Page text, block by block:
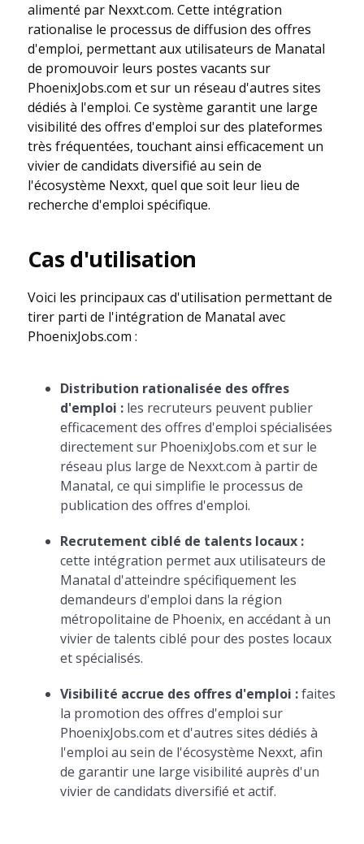
alimenté par Nexxt.com. Cette intégration
rationalise le processus de diffusion des offres
d'emploi, permettant aux utilisateurs de Manatal
de promouvoir leurs postes vacants sur
PhoenixJobs.com et sur un réseau d'autres sites
dédiés à l'emploi. Ce système garantit une large
visibilité des offres d'emploi sur des plateformes
très fréquentées, touchant ainsi efficacement un
vivier de candidats diversifié au sein de
l'écosystème Nexxt, quel que soit leur lieu de
recherche d'emploi spécifique.
Cas d'utilisation
Voici les principaux cas d'utilisation permettant de
tirer parti de l'intégration de Manatal avec
PhoenixJobs.com :
Distribution rationalisée des offres
d'emploi :les recruteurs peuvent publier
efficacement des offres d'emploi spécialisées
directement sur PhoenixJobs.com et sur le
réseau plus large de Nexxt.com à partir de
Manatal, ce qui simplifie le processus de
publication des offres d'emploi.
Recrutement ciblé de talents locaux :
cette intégration permet aux utilisateurs de
Manatal d'atteindre spécifiquement les
demandeurs d'emploi dans la région
métropolitaine de Phoenix, en accédant à un
vivier de talents ciblé pour des postes locaux
et spécialisés.
Visibilité accrue des offres d'emploi :faites
la promotion des offres d'emploi sur
PhoenixJobs.com et d'autres sites dédiés à
l'emploi au sein de l'écosystème Nexxt, afin
de garantir une large visibilité auprès d'un
vivier de candidats diversifié et actif.